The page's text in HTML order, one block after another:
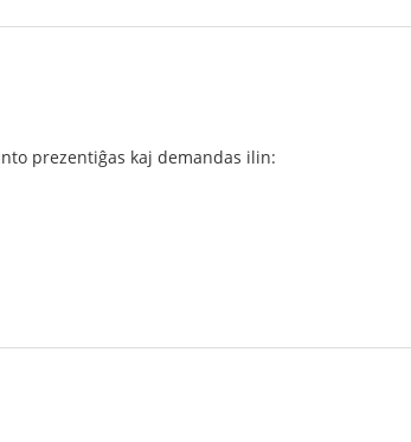
prezentiĝas kaj demandas ilin: